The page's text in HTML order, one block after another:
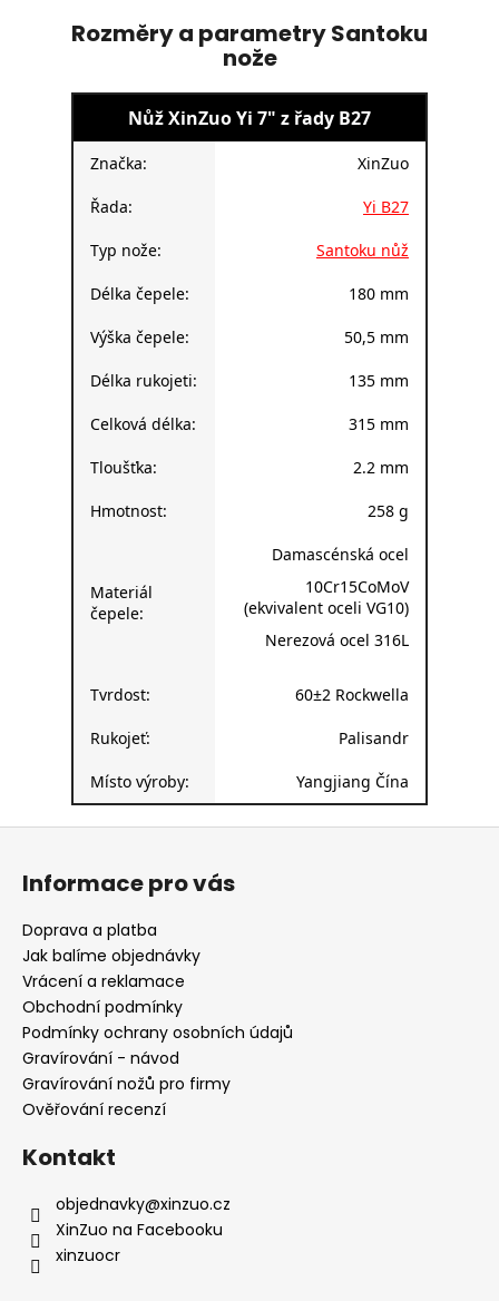
Rozměry a parametry Santoku
nože
Nůž XinZuo Yi 7" z řady B27
Značka: XinZuo
Řada: Yi B27
Typ nože: Santoku nůž
Délka čepele: 180 mm
Výška čepele: 50,5 mm
Délka rukojeti: 135 mm
Celková délka: 315 mm
Tloušťka: 2.2 mm
Hmotnost: 258 g
Materiál
čepele:
Damascénská ocel
10Cr15CoMoV
(ekvivalent oceli VG10)
Nerezová ocel 316L
Tvrdost: 60±2 Rockwella
Rukojeť: Palisandr
Místo výroby: Yangjiang Čína
Z
Informace pro vás
Doprava a platba
Jak balíme objednávky
Vrácení a reklamace
Obchodní podmínky
Podmínky ochrany osobních údajů
Gravírování - návod
Gravírování nožů pro firmy
Ověřování recenzí
Kontakt
objednavky@xinzuo.cz
XinZuo na Facebooku
xinzuocr